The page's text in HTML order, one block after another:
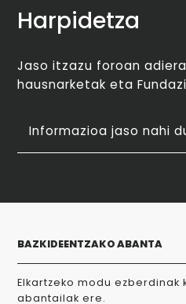
Harpidetza
Jaso itzazu foroan
hausnarketak eta
Informazioa jaso nahi
BAZKIDEENTZAKO ABANTA
Elkartzeko modu ezberdinak
abantailak ere.